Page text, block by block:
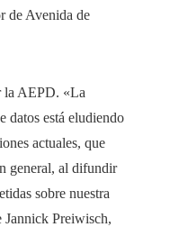
de Avenida de
la AEPD. «La
datos está eludiendo
actuales, que
general, al difundir
sobre nuestra
Jannick Preiwisch,